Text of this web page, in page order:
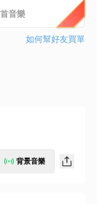
音樂
如何幫好友買單
背景音樂